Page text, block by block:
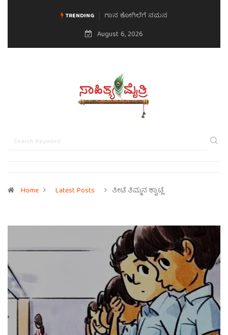
TRENDING ಗಾನ ಕೋಗಿಲೆಗೆ ನಮನ
August 6, 2026
Home Latest Posts ತೀಟೆ ತಿಮ್ಮನ ಕ್ವಾಟ್ಲೆ